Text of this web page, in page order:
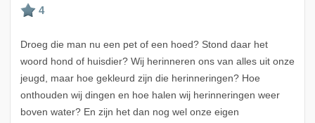
Droeg die man nu een pet of een hoed? Stond daar het
woord hond of huisdier? Wij herinneren ons van alles uit onze
jeugd, maar hoe gekleurd zijn die herinneringen? Hoe
onthouden wij dingen en hoe halen wij herinneringen weer
boven water? En zijn het dan nog wel onze eigen